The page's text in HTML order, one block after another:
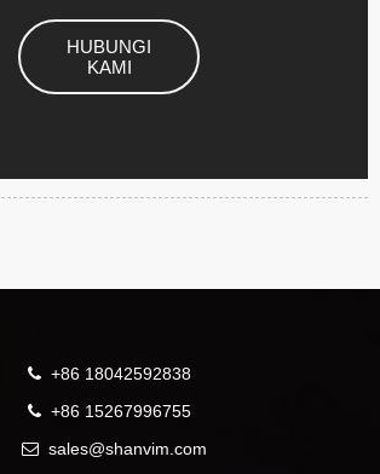
HUBUNGI
KAMI
+86 18042592838
+86 15267996755
sales@shanvim.com